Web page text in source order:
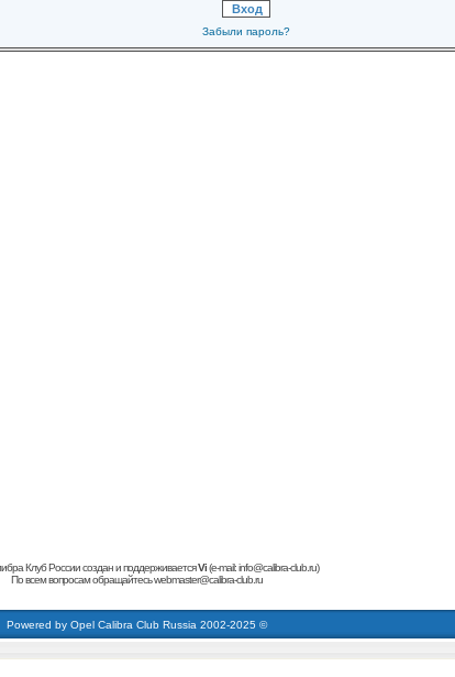
Забыли пароль?
Клуб России создан и поддерживаетсяVi(e-mail:info@calibra-club.ru)
По всем вопросам обращайтесьwebmaster@calibra-club.ru
Powered by Opel Calibra Club Russia 2002-2025 ©